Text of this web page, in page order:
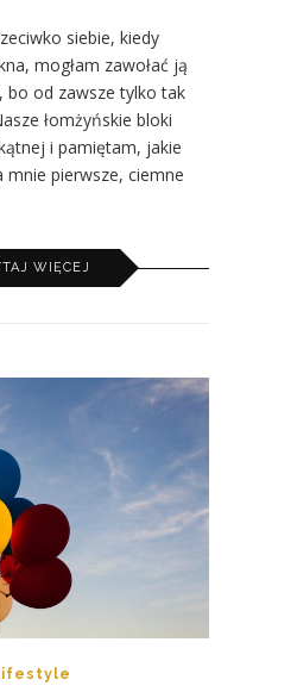
siebie, kiedy
mogłam zawołać ją
bo od zawsze tylko tak
łomżyńskie bloki
i pamiętam, jakie
mnie pierwsze, ciemne
WIĘCEJ